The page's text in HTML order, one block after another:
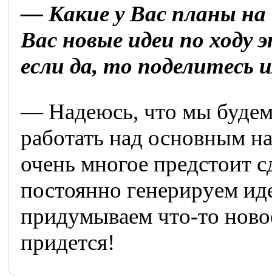
— Какие у Вас планы на
Вас новые идеи по ходу
если да, то поделитесь
— Надеюсь, что мы
работать над основным
очень многое предстоит
постоянно генерируем
придумываем что-то
придется!